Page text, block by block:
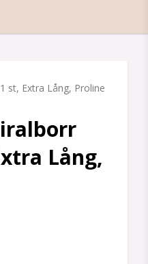
st, Extra Lång, Proline
Lång,